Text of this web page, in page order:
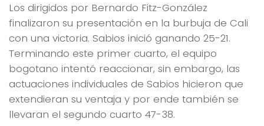
Los dirigidos por Bernardo Fitz-González
finalizaron su presentación en la burbuja de Cali
con una victoria. Sabios inició ganando 25-21.
Terminando este primer cuarto, el equipo
bogotano intentó reaccionar, sin embargo, las
actuaciones individuales de Sabios hicieron que
extendieran su ventaja y por ende también se
llevaran el segundo cuarto 47-38.